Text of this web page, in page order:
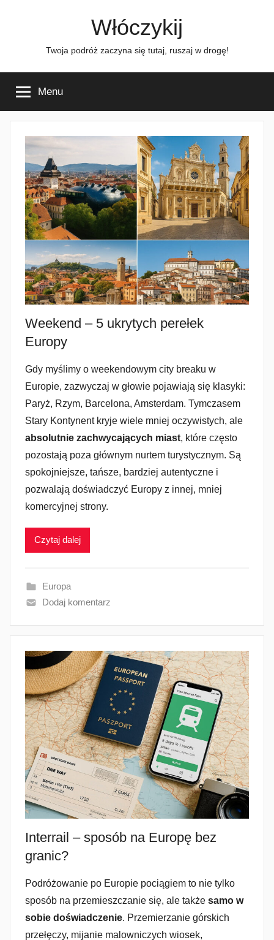
Włóczykij
Twoja podróż zaczyna się tutaj, ruszaj w drogę!
Menu
Weekend – 5 ukrytych perełek
Europy
Gdy myślimy o weekendowym city breaku w
Europie, zazwyczaj w głowie pojawiają się klasyki:
Paryż, Rzym, Barcelona, Amsterdam. Tymczasem
Stary Kontynent kryje wiele mniej oczywistych, ale
absolutnie zachwycających miast, które często
pozostają poza głównym nurtem turystycznym. Są
spokojniejsze, tańsze, bardziej autentyczne i
pozwalają doświadczyć Europy z innej, mniej
komercyjnej strony.
Czytaj dalej
Europa
Dodaj komentarz
Interrail – sposób na Europę bez
granic?
Podróżowanie po Europie pociągiem to nie tylko
sposób na przemieszczanie się, ale także samo w
sobie doświadczenie. Przemierzanie górskich
przełęczy, mijanie malowniczych wiosek,